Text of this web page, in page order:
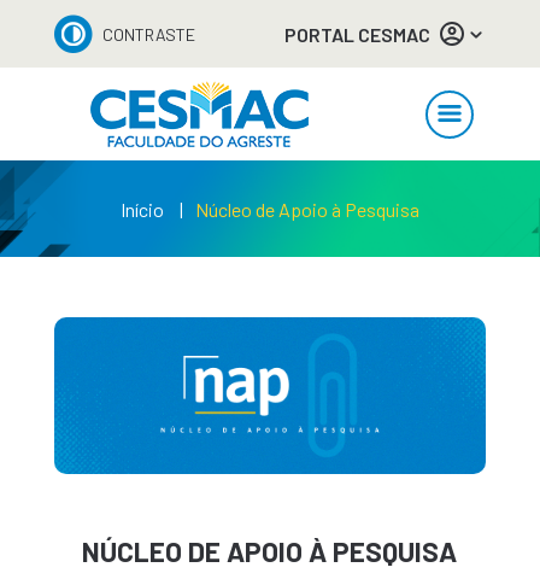
CONTRASTE PORTAL CESMAC
Início Núcleo de Apoio à Pesquisa
NÚCLEO DE APOIO À PESQUISA